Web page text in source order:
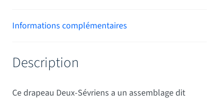
Informations complémentaires
Description
Ce drapeau Deux-Sévriens a un assemblage dit